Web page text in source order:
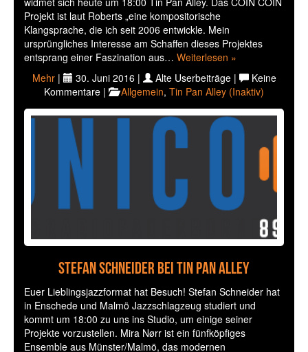
Projekt ist laut Roberts „eine kompositorische
Klangsprache, die ich seit 2006 entwickle. Mein
ursprüngliches Interesse am Schaffen dieses Projektes
entsprang einer Faszination aus… Weiterlesen »
Mehr| 30. Juni 2016 | Alte Userbeiträge |
Keine
Kommentare |
Allgemein, Tin Pan Alley (Inaktiv)
Stefan Schneider bei Tin Pan Alley
Euer Lieblingsjazzformat hat Besuch! Stefan Schneider hat
in Enschede und Malmö Jazzschlagzeug studiert und
kommt um 18:00 zu uns ins Studio, um einige seiner
Projekte vorzustellen. Mira Nørr ist ein fünfköpfiges
Ensemble aus Münster/Malmö, das modernen